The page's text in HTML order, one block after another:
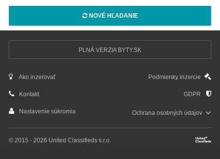
NOVÉ HĽADANIE
PLNÁ VERZIA BYTY.SK
Ako inzerovať Podmienky inzercie
Kontakt GDPR
Nastavenie súkromia Ochrana osobnýchúdajov
© 2015 - 2026 United Classifieds s.r.o.